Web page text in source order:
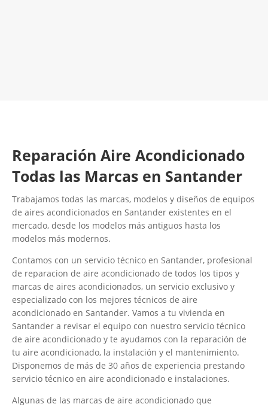
Reparación Aire Acondicionado
Todas las Marcas en Santander
Trabajamos todas las marcas, modelos y diseños de equipos
de aires acondicionados en Santander existentes en el
mercado, desde los modelos más antiguos hasta los
modelos más modernos.
Contamos con un servicio técnico en Santander, profesional
de reparacion de aire acondicionado de todos los tipos y
marcas de aires acondicionados, un servicio exclusivo y
especializado con los mejores técnicos de aire
acondicionado en Santander. Vamos a tu vivienda en
Santander a revisar el equipo con nuestro servicio técnico
de aire acondicionado y te ayudamos con la reparación de
tu aire acondicionado, la instalación y el mantenimiento.
Disponemos de más de 30 años de experiencia prestando
servicio técnico en aire acondicionado e instalaciones.
Algunas de las marcas de aire acondicionado que